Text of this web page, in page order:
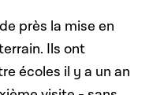
près la mise en
Ils ont
écoles il y a un an